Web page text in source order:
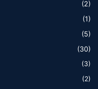
(2)
(1)
(5)
(30)
(3)
(2)